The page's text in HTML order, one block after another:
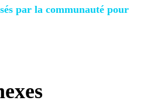
par la communauté pour